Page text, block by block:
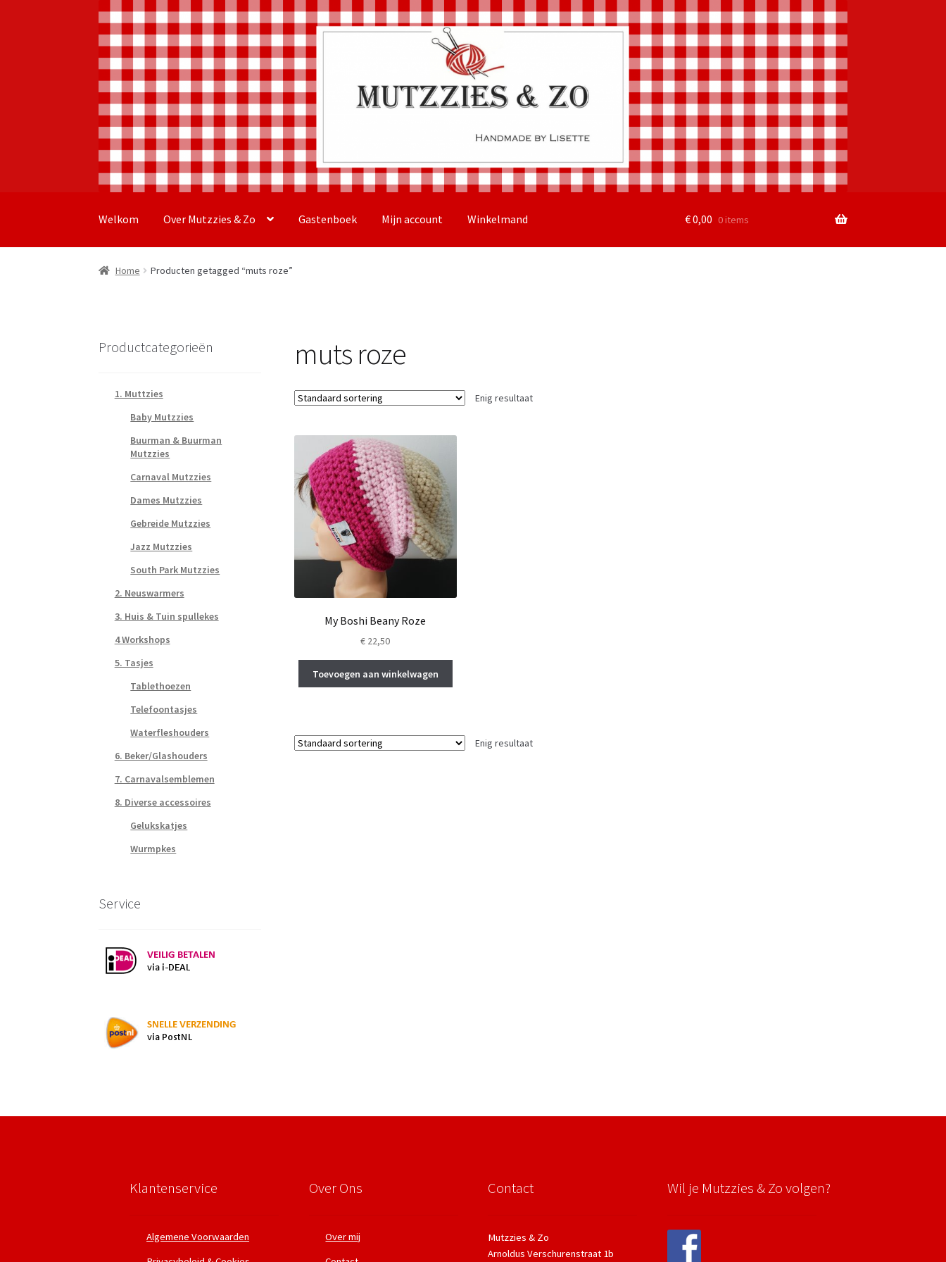
door
naar
Welkom Over Mutzzies & Zo Gastenboek Mijn account Winkelmand €0,00 0 items
Home Producten getagged “muts roze”
muts roze
Enig resultaat
My Boshi Beany Roze
€ 22,50
Toevoegen aan winkelwagen
Enig resultaat
Productcategorieën
1. Muttzies
Baby Mutzzies
Buurman & Buurman
Mutzzies
Carnaval Mutzzies
Dames Mutzzies
Gebreide Mutzzies
Jazz Mutzzies
South Park Mutzzies
2. Neuswarmers
3. Huis & Tuin spullekes
4 Workshops
5. Tasjes
Tablethoezen
Telefoontasjes
Waterfleshouders
6. Beker/Glashouders
7. Carnavalsemblemen
8. Diverse accessoires
Gelukskatjes
Wurmpkes
Service
Klantenservice
Algemene Voorwaarden
Over Ons
Over mij
Contact
Mutzzies & Zo
Arnoldus Verschurenstraat 1b
Wil je Mutzzies & Zo volgen?